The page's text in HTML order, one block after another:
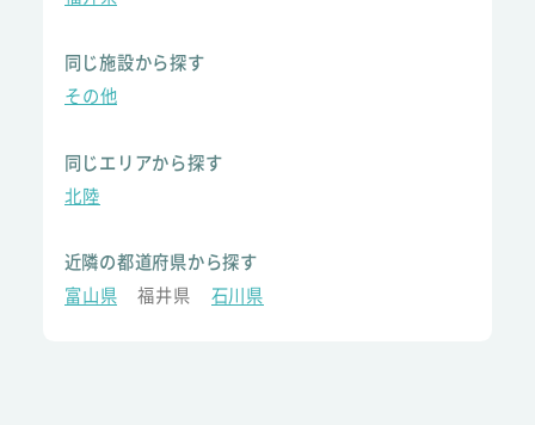
同じ施設から探す
その他
同じエリアから探す
北陸
近隣の都道府県から探す
富山県
福井県 石川県